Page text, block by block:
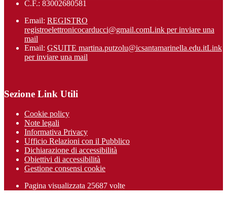
C.F.: 83002680581
Email: REGISTRO
registroelettronicocarducci@gmail.comLink per inviare una
mail
Email: GSUITE martina.putzolu@icsantamarinel​la.edu.itLink
per inviare una mail
Sezione Link Utili
Cookie policy
Note legali
Informativa Privacy
Ufficio Relazioni con il Pubblico
Dichiarazione di accessibilità
Obiettivi di accessibilità
Gestione consensi cookie
Pagina visualizzata 25687 volte